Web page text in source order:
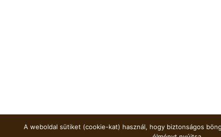
A weboldal sütiket (cookie-kat) használ, hogy biztonságos